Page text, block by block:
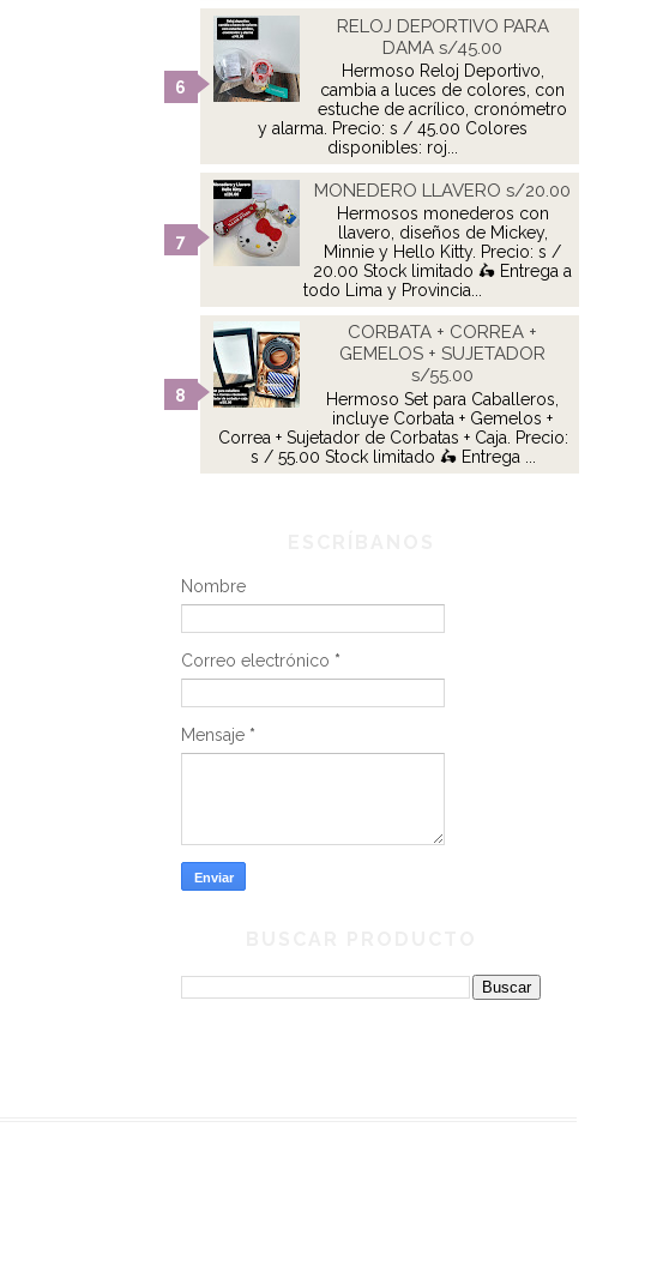
RELOJ DEPORTIVO PARA
DAMA s/45.00
Hermoso Reloj Deportivo,
cambia a luces de colores, con
estuche de acrílico, cronómetro
y alarma. Precio: s / 45.00 Colores
disponibles: roj...
MONEDERO LLAVERO s/20.00
Hermosos monederos con
llavero, diseños de Mickey,
Minnie y Hello Kitty. Precio: s /
20.00 Stock limitado 🛵 Entrega a
todo Lima y Provincia...
CORBATA + CORREA +
GEMELOS + SUJETADOR
s/55.00
Hermoso Set para Caballeros,
incluye Corbata + Gemelos +
Correa + Sujetador de Corbatas + Caja. Precio:
s / 55.00 Stock limitado 🛵 Entrega ...
Nombre
Correo electrónico *
Mensaje *